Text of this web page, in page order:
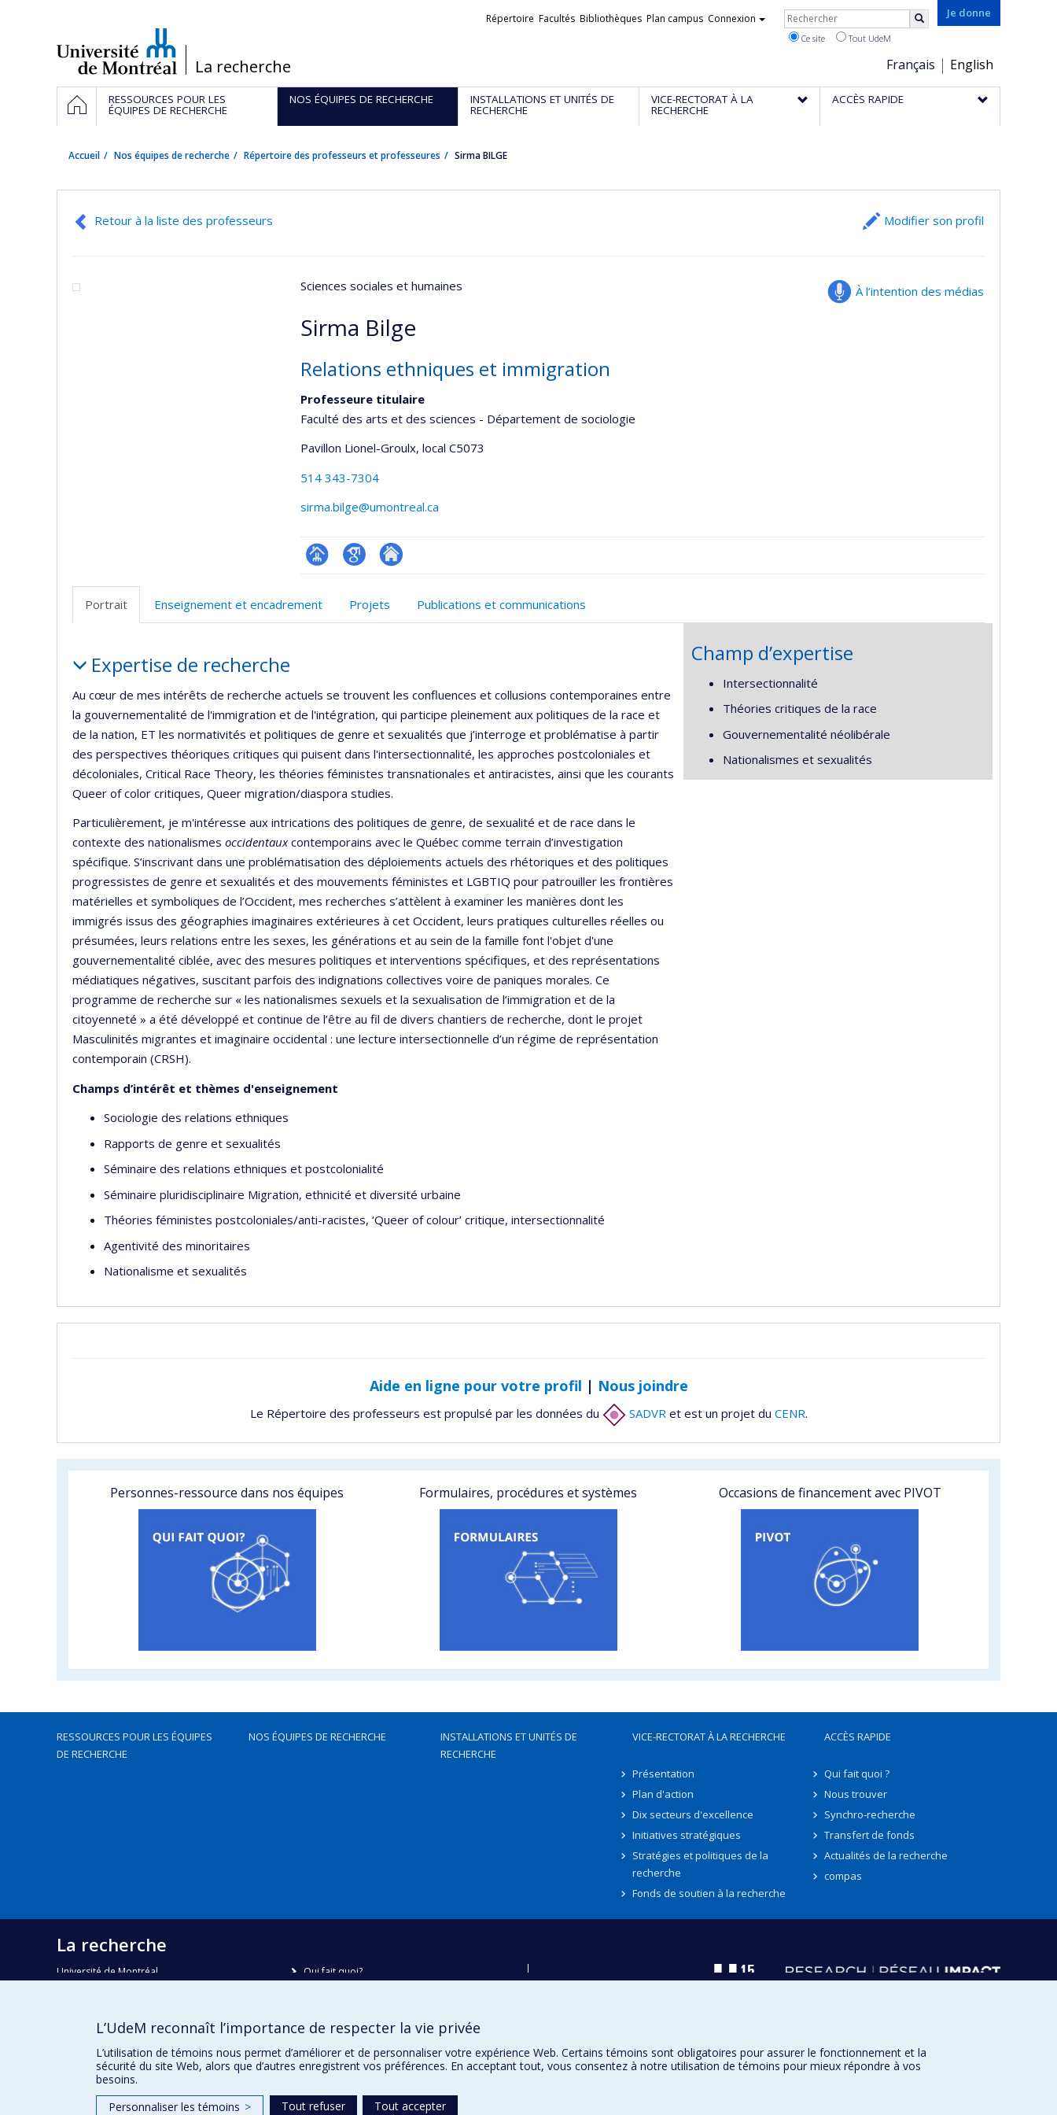
/La recherche
Je donne
Choix
de
la
Français English
Liens
Répertoire Facultés Bibliothèques Plan campus Connexion Rechercher
Ce site Tout UdeM
Navigation
principale
ACCUEILRESSOURCES POUR LES
ÉQUIPES DE RECHERCHE
NOS ÉQUIPES DE RECHERCHE INSTALLATIONS ET UNITÉS DE
RECHERCHE
VICE-RECTORAT À LA
RECHERCHE
ACCÈS RAPIDE
Accueil Nos équipes de recherche Répertoire des professeurs et professeures Sirma BILGE
Retour à la liste des professeurs Modifier son profil
À l’intention des médias
Sciences sociales et humaines
Sirma Bilge
Relations ethniques et immigration
Professeure titulaire
Faculté des arts et des sciences - Département de sociologie
Pavillon Lionel-Groulx, local C5073
514 343-7304
sirma.bilge@umontreal.ca
Page
(faculté,département,école)
GoogleAutre
Portrait Enseignement et encadrement Projets Publications et communications
Expertise de recherche
Au cœur de mes intérêts de recherche actuels se trouvent les confluences et collusions contemporaines entre
la gouvernementalité de l'immigration et de l'intégration, qui participe pleinement aux politiques de la race et
de la nation, ET les normativités et politiques de genre et sexualités que j’interroge et problématise à partir
des perspectives théoriques critiques qui puisent dans l'intersectionnalité, les approches postcoloniales et
décoloniales, Critical Race Theory, les théories féministes transnationales et antiracistes, ainsi que les courants
Queer of color critiques, Queer migration/diaspora studies.
Particulièrement, je m'intéresse aux intrications des politiques de genre, de sexualité et de race dans le
contexte des nationalismes occidentauxcontemporains avec le Québec comme terrain d’investigation
spécifique. S’inscrivant dans une problématisation des déploiements actuels des rhétoriques et des politiques
progressistes de genre et sexualités et des mouvements féministes et LGBTIQ pour patrouiller les frontières
matérielles et symboliques de l’Occident, mes recherches s’attèlent à examiner les manières dont les
immigrés issus des géographies imaginaires extérieures à cet Occident, leurs pratiques culturelles réelles ou
présumées, leurs relations entre les sexes, les générations et au sein de la famille font l'objet d'une
gouvernementalité ciblée, avec des mesures politiques et interventions spécifiques, et des représentations
médiatiques négatives, suscitant parfois des indignations collectives voire de paniques morales. Ce
programme de recherche sur « les nationalismes sexuels et la sexualisation de l’immigration et de la
citoyenneté » a été développé et continue de l’être au fil de divers chantiers de recherche, dont le projet
Masculinités migrantes et imaginaire occidental : une lecture intersectionnelle d’un régime de représentation
contemporain (CRSH).
Champs d’intérêt et thèmes d'enseignement
Sociologie des relations ethniques
Rapports de genre et sexualités
Séminaire des relations ethniques et postcolonialité
Séminaire pluridisciplinaire Migration, ethnicité et diversité urbaine
Théories féministes postcoloniales/anti-racistes, ‘Queer of colour’ critique, intersectionnalité
Agentivité des minoritaires
Nationalisme et sexualités
Champ d’expertise
Intersectionnalité
Théories critiques de la race
Gouvernementalité néolibérale
Nationalismes et sexualités
Aide en ligne pour votre profil | Nous joindre
Le Répertoire des professeurs est propulsé par les données du SADVRet est un projet du CENR.
Personnes-ressource dans nos équipes Formulaires, procédures et systèmes Occasions de financement avec PIVOT
RESSOURCES POUR LES ÉQUIPES
DE RECHERCHE
NOS ÉQUIPES DE RECHERCHE
INSTALLATIONS ET UNITÉS DE
RECHERCHE
VICE-RECTORAT À LA RECHERCHE
Présentation
Plan d'action
Dix secteurs d'excellence
Initiatives stratégiques
Stratégies et politiques de la
recherche
Fonds de soutien à la recherche
ACCÈS RAPIDE
Qui fait quoi ?
Nous trouver
Synchro-recherche
Transfert de fonds
Actualités de la recherche
compas
La recherche
Université de Montréal
Courriel:recherche@umontreal.ca
Qui fait quoi?
Plan du site
Accessibilité
L’UdeM reconnaît l’importance de respecter la vie privée
L’utilisation de témoins nous permet d’améliorer et de personnaliser votre expérience Web. Certains témoins sont obligatoires pour assurer le fonctionnement et la
sécurité du site Web, alors que d’autres enregistrent vos préférences. En acceptant tout, vous consentez à notre utilisation de témoins pour mieux répondre à vos
besoins.
Personnaliser les témoins > Tout refuser Tout accepter